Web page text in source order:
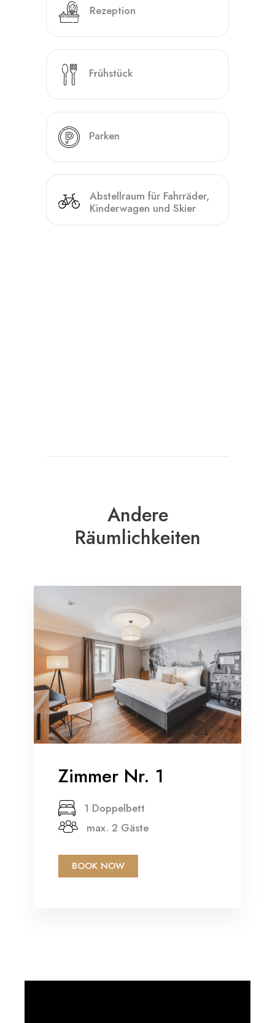
Rezeption
Frühstück
Parken
Abstellraum für Fahrräder,
Kinderwagen und Skier
Andere
Räumlichkeiten
Zimmer Nr. 1
1 Doppelbett
max. 2 Gäste
BOOK NOW